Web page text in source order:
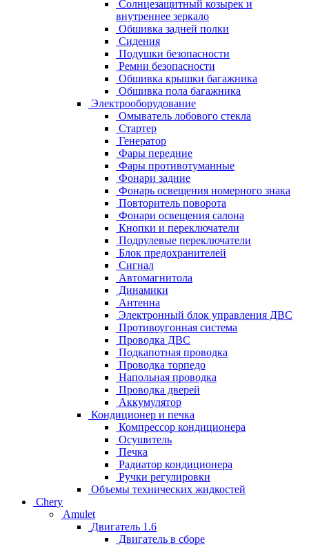
Солнцезащитный козырек и
внутреннее зеркало
Обшивка задней полки
Сидения
Подушки безопасности
Ремни безопасности
Обшивка крышки багажника
Обшивка пола багажника
Электрооборудование
Омыватель лобового стекла
Стартер
Генератор
Фары передние
Фары противотуманные
Фонари задние
Фонарь освещения номерного знака
Повторитель поворота
Фонари освещения салона
Кнопки и переключатели
Подрулевые переключатели
Блок предохранителей
Сигнал
Автомагнитола
Динамики
Антенна
Электронный блок управления ДВС
Противоугонная система
Проводка ДВС
Подкапотная проводка
Проводка торпедо
Напольная проводка
Проводка дверей
Аккумулятор
Кондиционер и печка
Компрессор кондиционера
Осушитель
Печка
Радиатор кондиционера
Ручки регулировки
Объемы технических жидкостей
Chery
Amulet
Двигатель 1.6
Двигатель в сборе